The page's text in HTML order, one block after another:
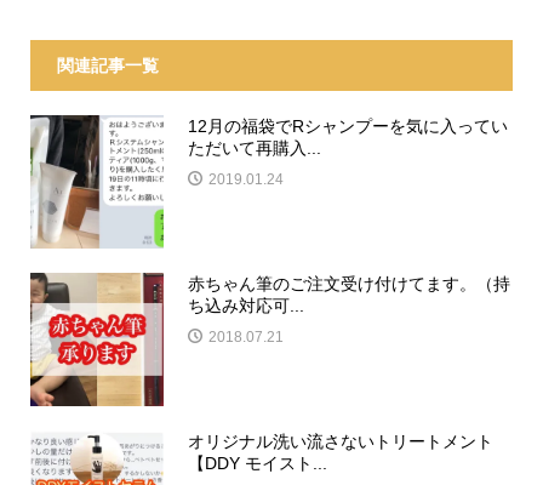
関連記事一覧
12月の福袋でRシャンプーを気に入ってい
ただいて再購入...
2019.01.24
赤ちゃん筆のご注文受け付けてます。（持
ち込み対応可...
2018.07.21
オリジナル洗い流さないトリートメント
【DDY モイスト...